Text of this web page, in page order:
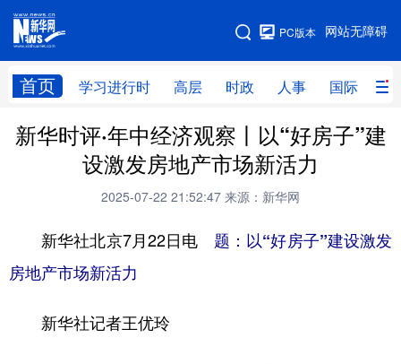
网站无障碍
PC版本
首页 学习进行时 高层 时政 人事 国际 财
网站地图
学习进行时 高层 人事
财经 网评
科技 科创 量子 体育
文化
访谈 视频
新华时评·年中经济观察丨以“好房子”建
设激发房地产市场新活力
2025-07-22 21:52:47 来源：新华网
新华社北京7月22日电 题：以“好房子”建设激发
房地产市场新活力
新华社记者王优玲